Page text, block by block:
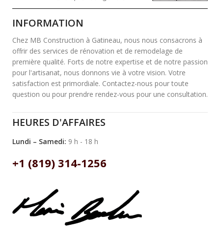
INFORMATION
Chez MB Construction à Gatineau, nous nous consacrons à
offrir des services de rénovation et de remodelage de
première qualité. Forts de notre expertise et de notre passion
pour l'artisanat, nous donnons vie à votre vision. Votre
satisfaction est primordiale. Contactez-nous pour toute
question ou pour prendre rendez-vous pour une consultation.
HEURES D'AFFAIRES
Lundi – Samedi: 9 h - 18 h
+1 (819) 314-1256